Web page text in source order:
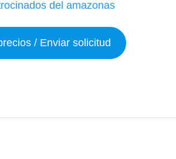
/ Enviar solicitud